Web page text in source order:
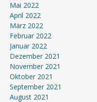
Mai 2022
April 2022
März 2022
Februar 2022
Januar 2022
Dezember 2021
November 2021
Oktober 2021
September 2021
August 2021